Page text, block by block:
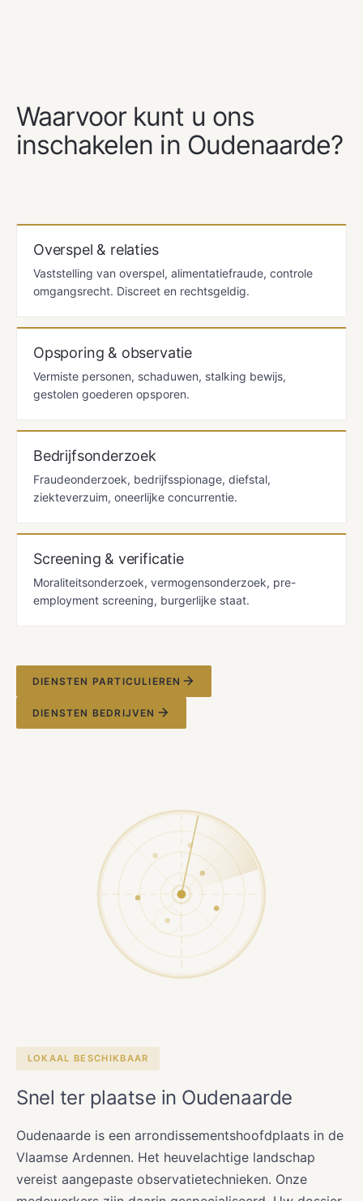
Waarvoor kunt u ons
inschakelen in Oudenaarde?
Overspel & relaties
Vaststelling van overspel, alimentatiefraude, controle
omgangsrecht. Discreet en rechtsgeldig.
Opsporing & observatie
Vermiste personen, schaduwen, stalking bewijs,
gestolen goederen opsporen.
Bedrijfsonderzoek
Fraudeonderzoek, bedrijfsspionage, diefstal,
ziekteverzuim, oneerlijke concurrentie.
Screening & verificatie
Moraliteitsonderzoek, vermogensonderzoek, pre-
employment screening, burgerlijke staat.
DIENSTEN PARTICULIEREN
DIENSTEN BEDRIJVEN
LOKAAL BESCHIKBAAR
Snel ter plaatse in Oudenaarde
Oudenaarde is een arrondissementshoofdplaats in de
Vlaamse Ardennen. Het heuvelachtige landschap
vereist aangepaste observatietechnieken. Onze